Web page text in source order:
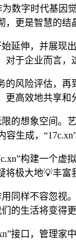
为数字时代基
更是智慧的
延伸，并展现
于企业而言
风险评估，再
更高效地共享
限的想象空间
生成，
构建一个虚
极大地💡丰富
用同样不容忽
的生活将变得
接口，管理